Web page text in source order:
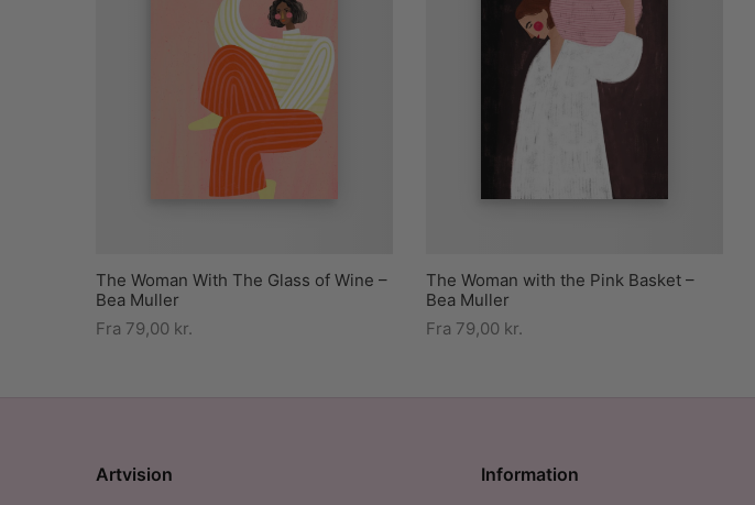
The Woman With The Glass of Wine –
Bea Muller
Fra 79,00 kr.
The Woman with the Pink Basket –
Bea Muller
Fra 79,00 kr.
Information
Artvision